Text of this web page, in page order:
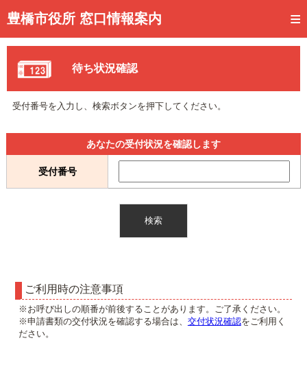
豊橋市役所 窓口情報案内
トップページ
事前予約
予約状況確認
待ち状況確認
交付状況確認
待ち状況確認
受付番号を入力し、検索ボタンを押下してください。
あなたの受付状況を確認します
受付番号
ご利用時の注意事項
※お呼び出しの順番が前後することがあります。ご了承ください。
※申請書類の交付状況を確認する場合は、 交付状況確認をご利用く
ださい。